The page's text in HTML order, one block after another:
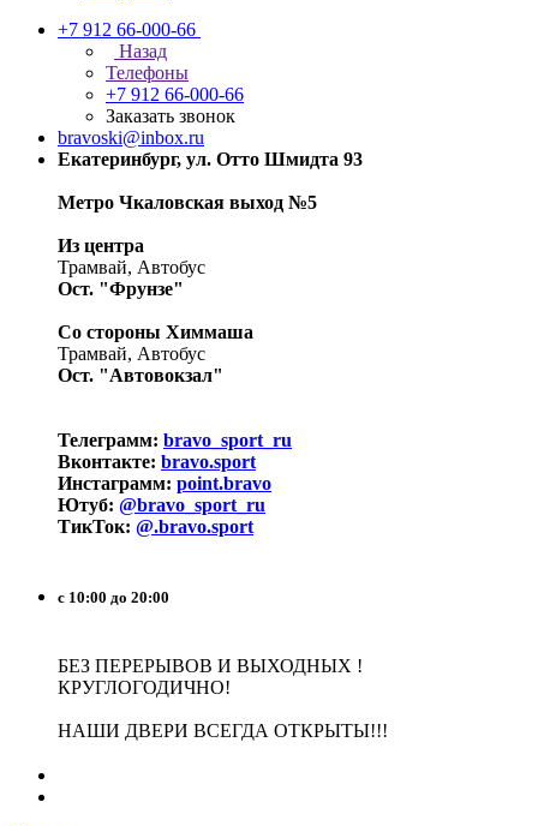
+7 912 66-000-66
Назад
Телефоны
+7 912 66-000-66
Заказать звонок
bravoski@inbox.ru
Екатеринбург, ул. Отто Шмидта 93
Метро Чкаловская выход №5
Из центра
Трамвай, Автобус
Ост. "Фрунзе"
Со стороны Химмаша
Трамвай, Автобус
Ост. "Автовокзал"
Телеграмм: bravo_sport_ru
Вконтакте: bravo.sport
Инстаграмм: point.bravo
Ютуб: @bravo_sport_ru
ТикТок: @.bravo.sport
с 10:00 до 20:00
БЕЗ ПЕРЕРЫВОВ И ВЫХОДНЫХ !
КРУГЛОГОДИЧНО!
НАШИ ДВЕРИ ВСЕГДА ОТКРЫТЫ!!!